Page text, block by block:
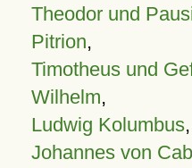
Theodor und
Pitrion,
Timotheus und
Wilhelm,
Ludwig Kolumbus,
Johannes von